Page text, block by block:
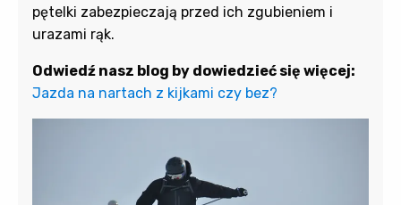
pętelki zabezpieczają przed ich zgubieniem i
urazami rąk.
Odwiedź nasz blog by dowiedzieć się więcej:
Jazda na nartach z kijkami czy bez?